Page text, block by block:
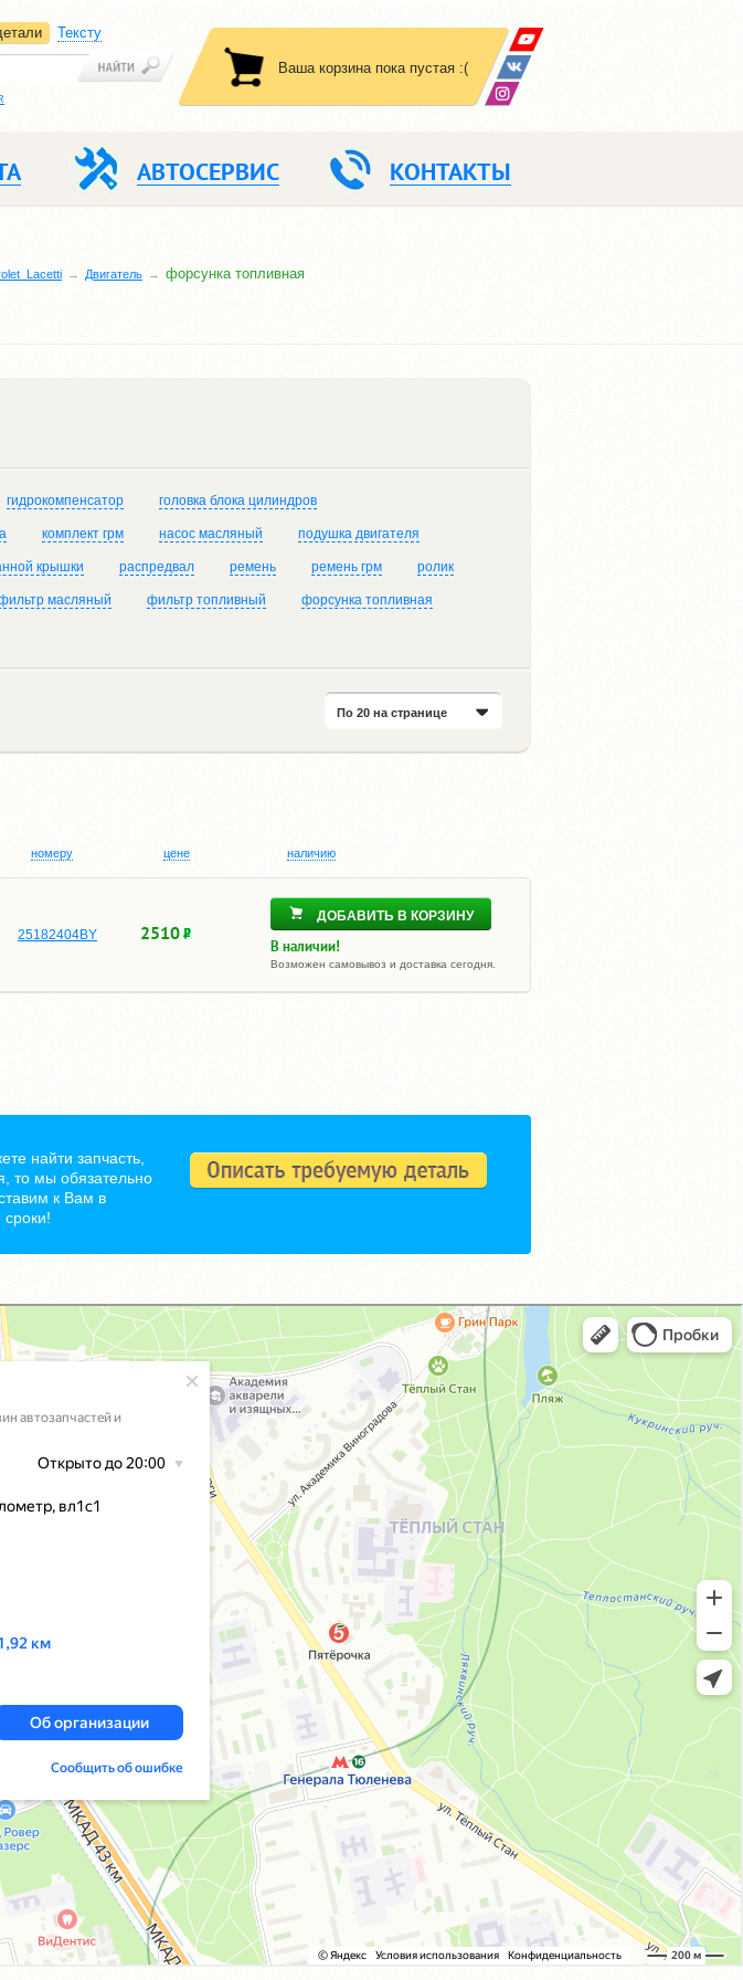
Тексту
Ваша корзина пока пустая :(
АВТОСЕРВИС КОНТАКТЫ
Двигатель форсунка топливная
гидрокомпенсатор головка блока цилиндров
комплект грм насос масляный подушка двигателя
крышки распредвал ремень ремень грм ролик
масляный фильтр топливный форсунка топливная
По 20 на странице
номеру цене наличию
25182404BY 2510
ДОБАВИТЬ В КОРЗИНУ
В наличии!
Возможен самовывоз и доставка сегодня.
найти запчасть,
то мы обязательно
к Вам в